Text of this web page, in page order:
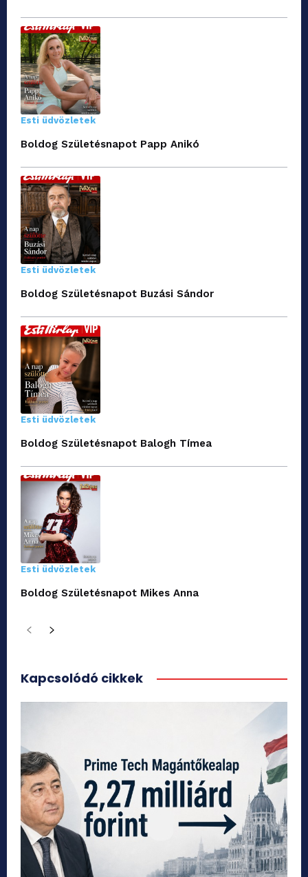
Esti üdvözletek
Boldog Születésnapot Papp Anikó
Esti üdvözletek
Boldog Születésnapot Buzási Sándor
Esti üdvözletek
Boldog Születésnapot Balogh Tímea
Esti üdvözletek
Boldog Születésnapot Mikes Anna
Kapcsolódó cikkek